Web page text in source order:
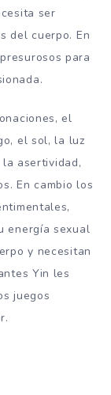
ser
del cuerpo. En
para
el
el sol, la luz
asertividad,
En cambio los
energía sexual
y necesitan
Yin les
juegos